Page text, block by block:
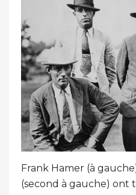
Frank Hamer (à
(second à gauche) ont